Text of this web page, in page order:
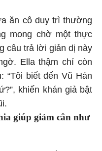
ăn cô duy trì thường
mong chờ một thực
câu trả lời giản dị này
Ella thậm chí còn
“Tôi biết đến Vũ Hán
khiến khán giả bật
giúp giảm cân như